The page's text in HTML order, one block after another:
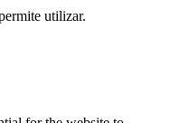
utilizar.